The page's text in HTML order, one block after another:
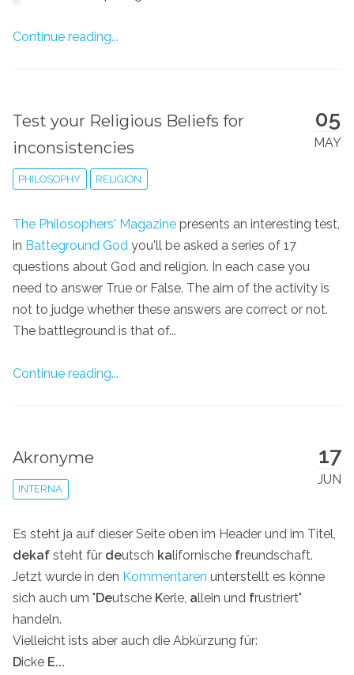
Continue reading...
05
MAY
Test your Religious Beliefs for
inconsistencies
PHILOSOPHY RELIGION
The Philosophers' Magazine presents an interesting test,
in Batteground God you'll be asked a series of 17
questions about God and religion. In each case you
need to answer True or False. The aim of the activity is
not to judge whether these answers are correct or not.
The battleground is that of...
Continue reading...
17
JUN
Akronyme
INTERNA
Es steht ja auf dieser Seite oben im Header und im Titel,
dekaf steht für deutsch kalifornische freundschaft.
Jetzt wurde in den Kommentaren unterstellt es könne
sich auch um "Deutsche Kerle, allein und frustriert"
handeln.
Vielleicht ists aber auch die Abkürzung für:
Dicke E...